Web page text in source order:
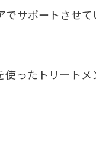
サポートさせ
ったトリートメ